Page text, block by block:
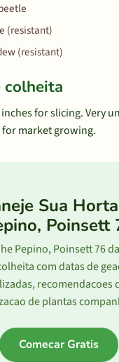
(resistant)
(resistant)
colheita
inches for slicing. Very
for market growing.
Sua
Poinsett
Pepino, Poinsett 76
com datas de
recomendacoes
de plantas
Comecar Gratis